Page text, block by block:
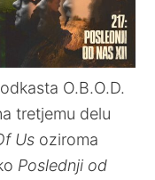
O.B.O.D.
tretjemu delu
Us oziroma
Poslednji od